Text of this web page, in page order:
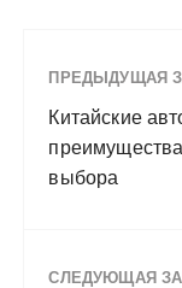
ПРЕДЫДУЩАЯ
Китайские
выбора
СЛЕДУЮЩАЯ